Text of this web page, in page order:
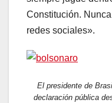
Constitución.
redes sociales».
El presidente de
declaración pública